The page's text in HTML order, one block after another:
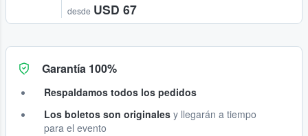
desde USD 67
Garantía 100%
Respaldamos todos los pedidos
Los boletos son originales y llegarán a tiempo
para el evento